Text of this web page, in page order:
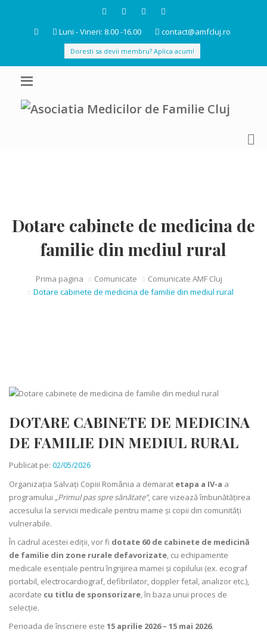
Luni - Vineri: 8.00 -16.00 contact@amfcluj.ro
Doresti sa devii membru? Aplica acum!
Dotare cabinete de medicina de
familie din mediul rural
Prima pagina Comunicate
Comunicate AMF Cluj
Dotare cabinete de medicina de familie din mediul rural
DOTARE CABINETE DE MEDICINA
DE FAMILIE DIN MEDIUL RURAL
Publicat pe: 02/05/2026
Organizația Salvați Copiii România a demarat etapa a IV-a a
programului „Primul pas spre sănătate”, care vizează îmbunătățirea
accesului la servicii medicale pentru mame și copii din comunități
vulnerabile.
În cadrul acestei ediții, vor fi dotate 60 de cabinete de medicină
de familie din zone rurale defavorizate, cu echipamente
medicale esențiale pentru îngrijirea mamei și copilului (ex. ecograf
portabil, electrocardiograf, defibrilator, doppler fetal, analizor etc.),
acordate cu titlu de sponsorizare, în baza unui proces de
selecție.
Perioada de înscriere este 15 aprilie 2026 – 15 mai 2026.